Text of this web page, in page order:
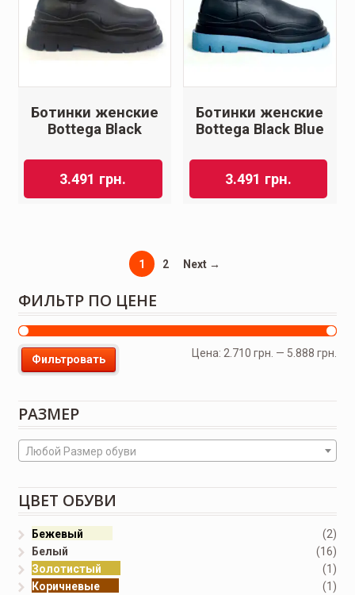
Ботинки женские
Bottеga Black
3.491 грн.
Ботинки женские
Bottеga Black Blue
3.491 грн.
1 2 Next →
ФИЛЬТР ПО ЦЕНЕ
Фильтровать
Цена: 2.710 грн. — 5.888 грн.
РАЗМЕР
Любой Размер обуви
ЦВЕТ ОБУВИ
Бежевый
(2)
Белый
(16)
Золотистый
(1)
Коричневые
(1)